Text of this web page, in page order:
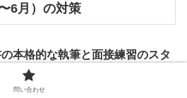
6月）の対策
本格的な執筆と面接練習のスタ
問い合わせ